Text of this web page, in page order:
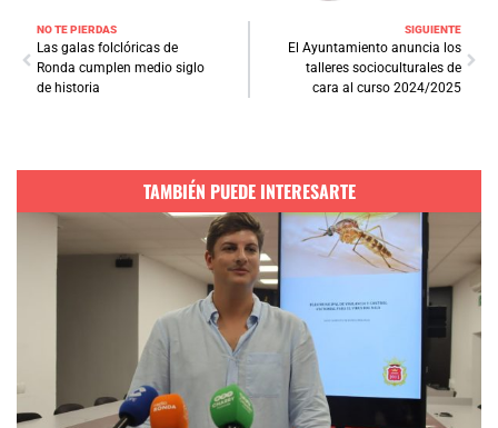
NO TE PIERDAS
Las galas folclóricas de
Ronda cumplen medio siglo
de historia
SIGUIENTE
El Ayuntamiento anuncia los
talleres socioculturales de
cara al curso 2024/2025
TAMBIÉN PUEDE INTERESARTE